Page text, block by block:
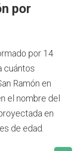
por
por 14
cuántos
Ramón en
el nombre del
en
de edad.